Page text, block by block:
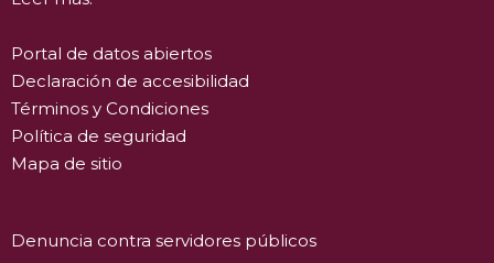
Portal de datos abiertos
Declaración de accesibilidad
Términos y Condiciones
Política de seguridad
Mapa de sitio
Denuncia contra servidores públicos